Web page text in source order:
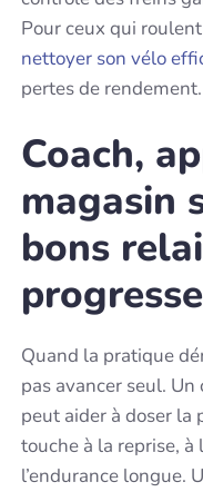
Pour ceux qui
nettoyer son vélo
pertes de rendement.
Coach,
magasin
bons
Quand la pratique
pas avancer seul.
peut aider à doser la
touche à la reprise, à
l’endurance longue.